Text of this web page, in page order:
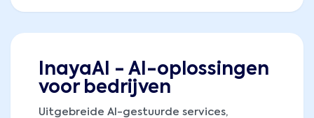
InayaAI - AI-oplossingen
voor bedrijven
Uitgebreide AI-gestuurde services,